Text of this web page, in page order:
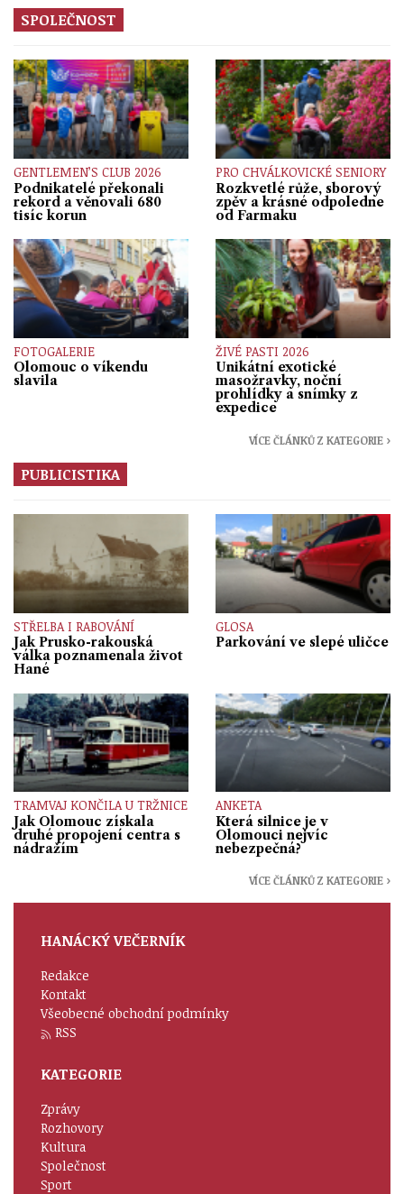
SPOLEČNOST
GENTLEMEN’S CLUB 2026
Podnikatelé překonali
rekord a věnovali 680
tisíc korun
PRO CHVÁLKOVICKÉ SENIORY
Rozkvetlé růže, sborový
zpěv a krásné odpoledne
od Farmaku
FOTOGALERIE
Olomouc o víkendu
slavila
ŽIVÉ PASTI 2026
Unikátní exotické
masožravky, noční
prohlídky a snímky z
expedice
VÍCE ČLÁNKŮ Z KATEGORIE ›
PUBLICISTIKA
STŘELBA I RABOVÁNÍ
Jak Prusko-rakouská
válka poznamenala život
Hané
GLOSA
Parkování ve slepé uličce
TRAMVAJ KONČILA U TRŽNICE
Jak Olomouc získala
druhé propojení centra s
nádražím
ANKETA
Která silnice je v
Olomouci nejvíc
nebezpečná?
VÍCE ČLÁNKŮ Z KATEGORIE ›
HANÁCKÝ VEČERNÍK
Redakce
Kontakt
Všeobecné obchodní podmínky
RSS
KATEGORIE
Zprávy
Rozhovory
Kultura
Společnost
Sport